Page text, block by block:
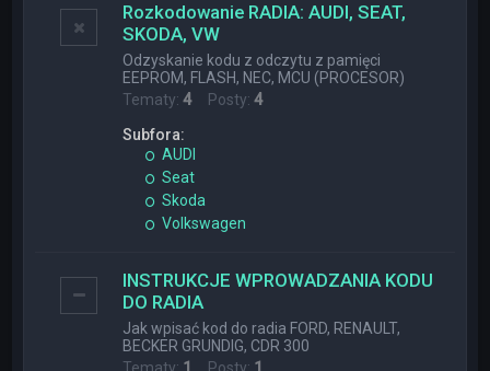
Rozkodowanie RADIA: AUDI, SEAT,
SKODA, VW
Odzyskanie kodu z odczytu z pamięci
EEPROM, FLASH, NEC, MCU (PROCESOR)
Tematy:4Posty:4
Subfora:
AUDI
Seat
Skoda
Volkswagen
INSTRUKCJE WPROWADZANIA KODU
DO RADIA
Jak wpisać kod do radia FORD, RENAULT,
BECKER GRUNDIG, CDR 300